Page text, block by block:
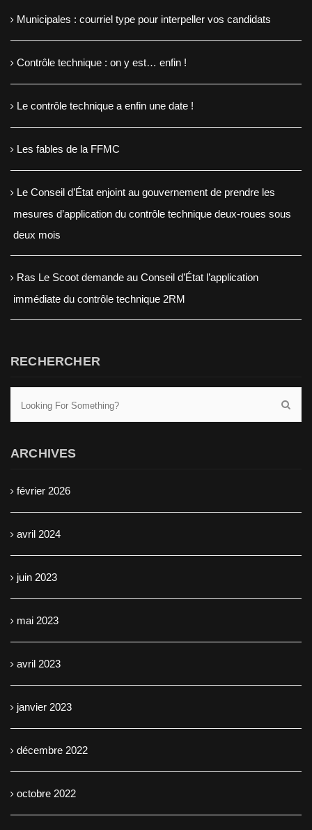
Municipales : courriel type pour interpeller vos candidats
Contrôle technique : on y est… enfin !
Le contrôle technique a enfin une date !
Les fables de la FFMC
Le Conseil d’État enjoint au gouvernement de prendre les
mesures d’application du contrôle technique deux-roues sous
deux mois
Ras Le Scoot demande au Conseil d’État l’application
immédiate du contrôle technique 2RM
RECHERCHER
ARCHIVES
février 2026
avril 2024
juin 2023
mai 2023
avril 2023
janvier 2023
décembre 2022
octobre 2022